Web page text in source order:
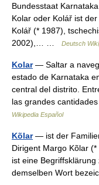
Bundesstaat
Kolar oder Kolář ist
Kolář (* 1987),
2002),… …
Deutsch
Kolar— Saltar a
estado de Karnataka
central del distrito.
las grandes
Wikipedia Español
Kõlar— ist der
Dirigent Margo Kõlar
ist eine
demselben Wort